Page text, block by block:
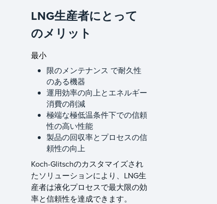
LNG生産者にとって
のメリット
最小
限のメンテナンス で耐久性
のある機器
運用効率の向上とエネルギー
消費の削減
極端な極低温条件下での信頼
性の高い性能
製品の回収率とプロセスの信
頼性の向上
Koch-Glitschのカスタマイズされ
たソリューションにより、LNG生
産者は液化プロセスで最大限の効
率と信頼性を達成できます。